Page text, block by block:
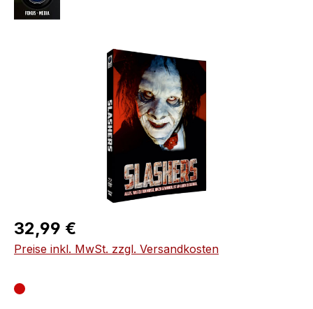
Bildergalerie überspringen
Regulärer Preis:
32,99 €
Preise inkl. MwSt. zzgl. Versandkosten